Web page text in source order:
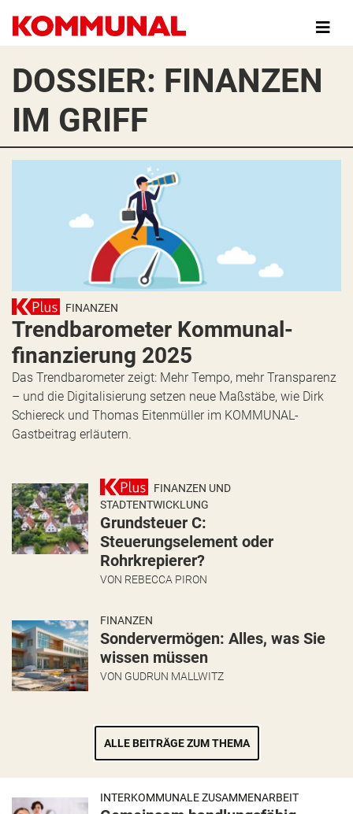
zum
Inhalt
DOSSIER: FINANZEN
IM GRIFF
FINANZEN
Trendbarometer Kommunal­
finanzierung 2025
Das Trendbarometer zeigt: Mehr Tempo, mehr Transparenz
– und die Digitalisierung setzen neue Maßstäbe, wie Dirk
Schiereck und Thomas Eitenmüller im KOMMUNAL-
Gastbeitrag erläutern.
FINANZEN UND
STADTENTWICKLUNG
Grundsteuer C:
Steuerungselement oder
Rohrkrepierer?
VON REBECCA PIRON
FINANZEN
Sondervermögen: Alles, was Sie
wissen müssen
VON GUDRUN MALLWITZ
ALLE BEITRÄGE ZUM THEMA
INTERKOMMUNALE ZUSAMMENARBEIT